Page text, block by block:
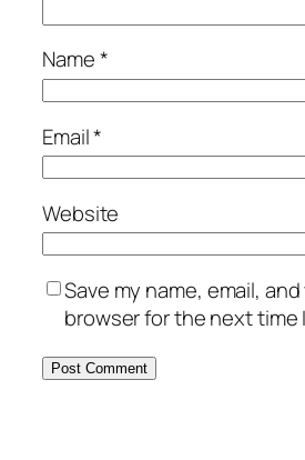
Name*
Email*
Website
Save my name, email,
browser for the next time